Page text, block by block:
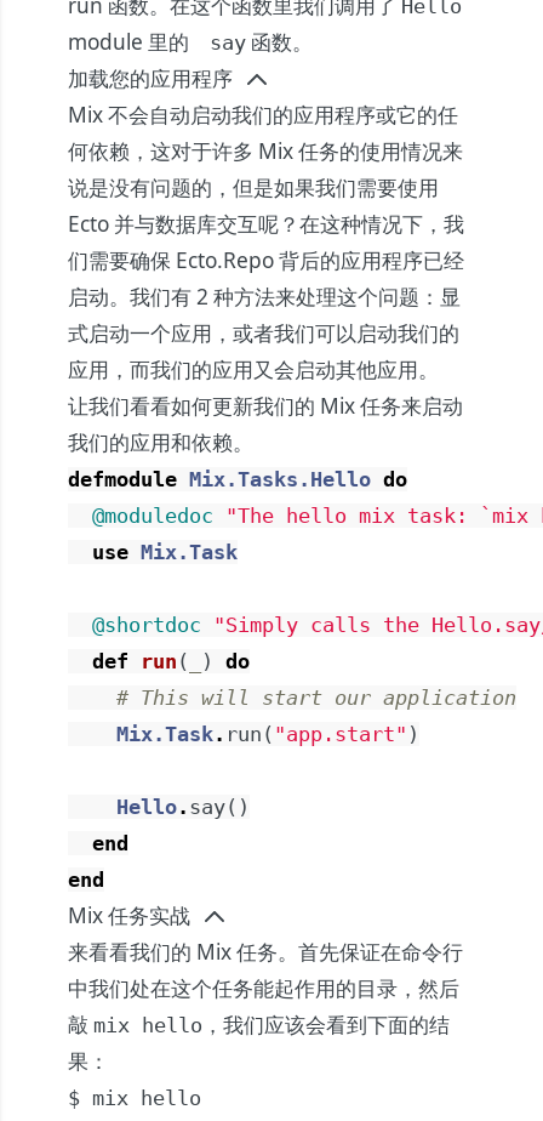
Hello
module 里的 say 函数。
加载您的应用程序
Mix 不会自动启动我们的应用程序或它的任
何依赖，这对于许多 Mix 任务的使用情况来
说是没有问题的，但是如果我们需要使用
Ecto 并与数据库交互呢？在这种情况下，我
们需要确保 Ecto.Repo 背后的应用程序已经
启动。我们有 2 种方法来处理这个问题：显
式启动一个应用，或者我们可以启动我们的
应用，而我们的应用又会启动其他应用。
让我们看看如何更新我们的 Mix 任务来启动
我们的应用和依赖。
defmodule Mix.Tasks.Hello do
@moduledoc
"The hello mix task:
use Mix.Task
@shortdoc
"Simply calls the
def
run ( )
do
# This will start our application
Mix.Task. run ( "app.start" )
Hello. say( )
end
end
Mix 任务实战
来看看我们的 Mix 任务。首先保证在命令行
中我们处在这个任务能起作用的目录，然后
敲 mix hello ，我们应该会看到下面的结
果：
$ mix hello